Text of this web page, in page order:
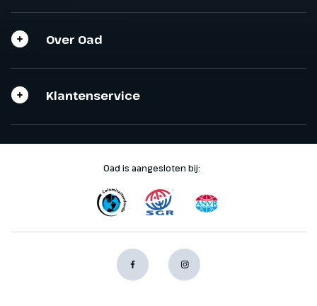
Over Oad
Klantenservice
Oad is aangesloten bij: